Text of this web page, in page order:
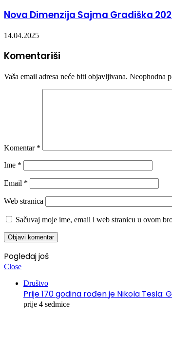
Nova Dimenzija Sajma Gradiška
14.04.2025
Komentariši
Vaša email adresa neće biti objavljivana. Neophodna
Komentar *
Ime *
Email *
Web stranica
Sačuvaj moje ime, email i web stranicu u ovom
Pogledaj još
Close
Društvo
Prije 170 godina rođen je Nikola Tesla:
prije 4 sedmice